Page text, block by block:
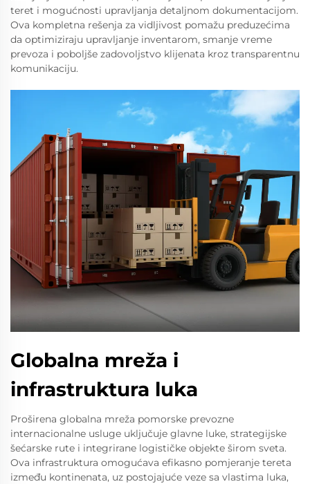
teret i mogućnosti upravljanja detaljnom dokumentacijom.
Ova kompletna rešenja za vidljivost pomažu preduzećima
da optimiziraju upravljanje inventarom, smanje vreme
prevoza i poboljše zadovoljstvo klijenata kroz transparentnu
komunikaciju.
Globalna mreža i
infrastruktura luka
Proširena globalna mreža pomorske prevozne
internacionalne usluge uključuje glavne luke, strategijske
šećarske rute i integrirane logističke objekte širom sveta.
Ova infrastruktura omogućava efikasno pomjeranje tereta
između kontinenata, uz postojajuće veze sa vlastima luka,